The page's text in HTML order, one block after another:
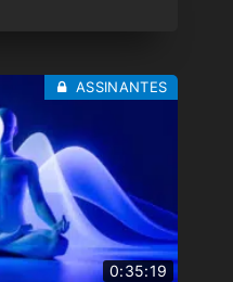
0:35:19
ASSINANTES